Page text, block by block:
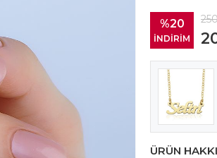
%20
İNDİRİM
ÜRÜN